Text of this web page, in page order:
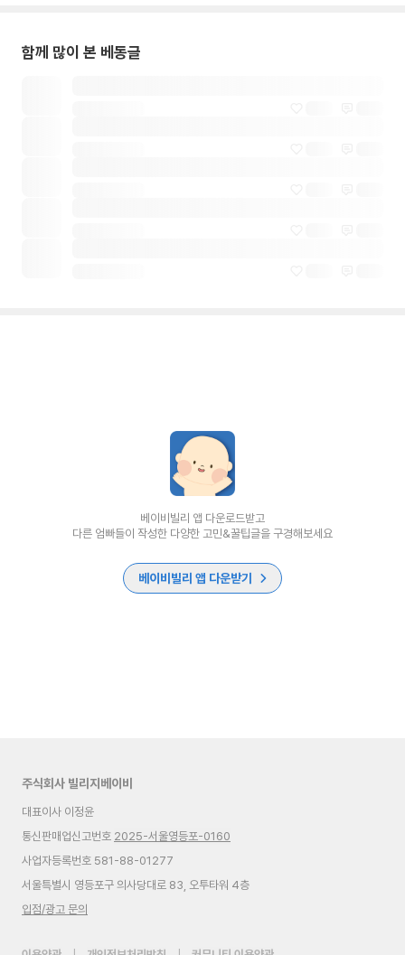
함께 많이 본 베동글
베이비빌리 앱 다운로드받고
다른 엄빠들이 작성한 다양한 고민&꿀팁글을 구경해보세요
베이비빌리 앱 다운받기
주식회사 빌리지베이비
대표이사 이정윤
통신판매업신고번호 2025-서울영등포-0160
사업자등록번호 581-88-01277
서울특별시 영등포구 의사당대로 83, 오투타워 4층
입점/광고 문의